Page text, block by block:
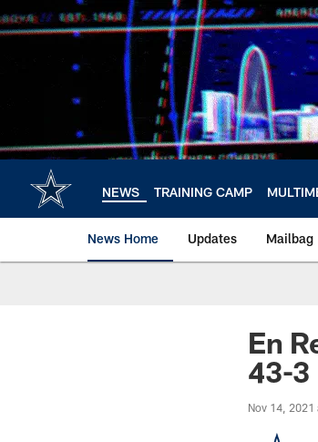
to
NEWS TRAINING CAMP
News Home Updates Mailbag
En
43-3
Nov 14, 2021